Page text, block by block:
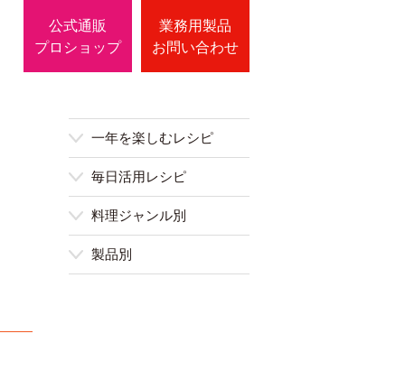
一年を楽しむレシピ
毎日活用レシピ
料理ジャンル別
製品別
公式通販
プロショップ
業務用製品
お問い合わせ